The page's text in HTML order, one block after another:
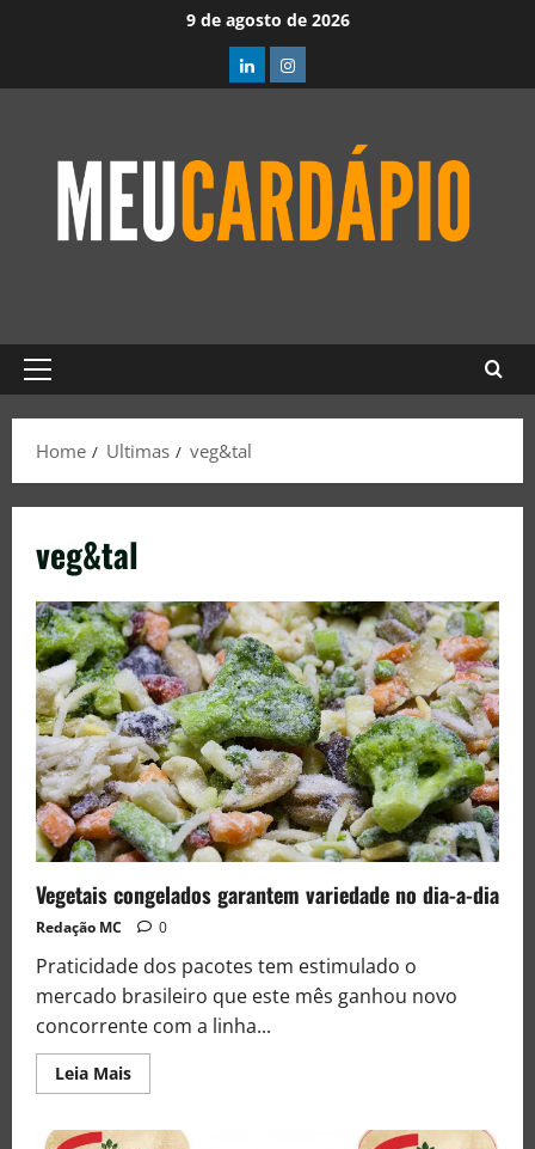
9 de agosto de 2026
Home Ultimas veg&tal
veg&tal
Vegetais congelados garantem variedade no dia-a-dia
Redação MC 0
Praticidade dos pacotes tem estimulado o
mercado brasileiro que este mês ganhou novo
concorrente com a linha...
Leia Mais